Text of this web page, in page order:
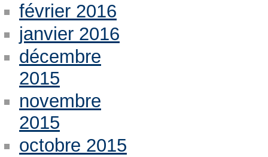
février 2016
janvier 2016
décembre
2015
novembre
2015
octobre 2015